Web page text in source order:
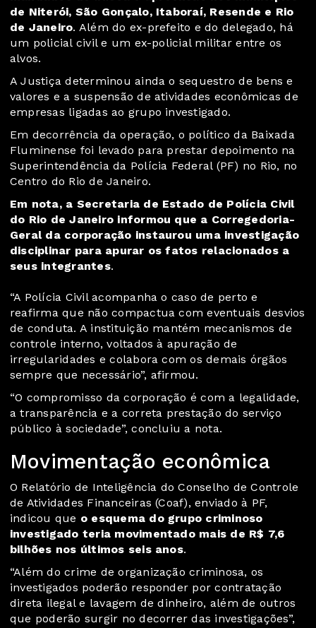
de Niterói, São Gonçalo, Itaboraí, Resende e Rio
de Janeiro. Além do ex-prefeito e do delegado, há
um policial civil e um ex-policial militar entre os
alvos.
A Justiça determinou ainda o sequestro de bens e
valores e a suspensão de atividades econômicas de
empresas ligadas ao grupo investigado.
Em decorrência da operação, o político da Baixada
Fluminense foi levado para prestar depoimento na
Superintendência da Polícia Federal (PF) no Rio, no
Centro do Rio de Janeiro.
Em nota, a Secretaria de Estado de Polícia Civil
do Rio de Janeiro informou que a Corregedoria-
Geral da corporação instaurou uma investigação
disciplinar para apurar os fatos relacionados a
seus integrantes.
“A Polícia Civil acompanha o caso de perto e
reafirma que não compactua com eventuais desvios
de conduta. A instituição mantém mecanismos de
controle interno, voltados à apuração de
irregularidades e colabora com os demais órgãos
sempre que necessário”, afirmou.
“O compromisso da corporação é com a legalidade,
a transparência e a correta prestação do serviço
público à sociedade”, concluiu a nota.
Movimentação econômica
O Relatório de Inteligência do Conselho de Controle
de Atividades Financeiras (Coaf), enviado à PF,
indicou que o esquema do grupo criminoso
investigado teria movimentado mais de R$ 7,6
bilhões nos últimos seis anos.
“Além do crime de organização criminosa, os
investigados poderão responder por contratação
direta ilegal e lavagem de dinheiro, além de outros
que poderão surgir no decorrer das investigações”,